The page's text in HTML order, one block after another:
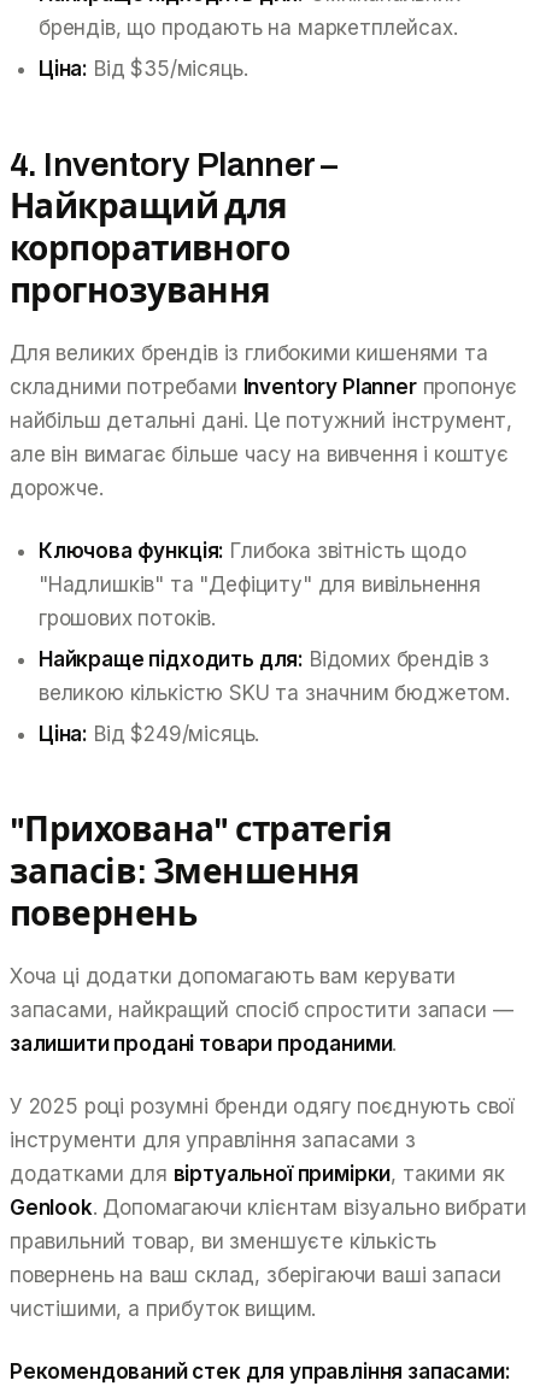
брендів, що продають на маркетплейсах.
Ціна: Від $35/місяць.
4. Inventory Planner –
Найкращий для
корпоративного
прогнозування
Для великих брендів із глибокими кишенями та
складними потребами Inventory Plannerпропонує
найбільш детальні дані. Це потужний інструмент,
але він вимагає більше часу на вивчення і коштує
дорожче.
Ключова функція: Глибока звітність щодо
"Надлишків" та "Дефіциту" для вивільнення
грошових потоків.
Найкраще підходить для: Відомих брендів з
великою кількістю SKU та значним бюджетом.
Ціна: Від $249/місяць.
"Прихована" стратегія
запасів: Зменшення
повернень
Хоча ці додатки допомагають вам керувати
запасами, найкращий спосіб спростити запаси —
залишити продані товари проданими.
У 2025 році розумні бренди одягу поєднують свої
інструменти для управління запасами з
додатками для віртуальної примірки, такими як
Genlook. Допомагаючи клієнтам візуально вибрати
правильний товар, ви зменшуєте кількість
повернень на ваш склад, зберігаючи ваші запаси
чистішими, а прибуток вищим.
Рекомендований стек для управління запасами: